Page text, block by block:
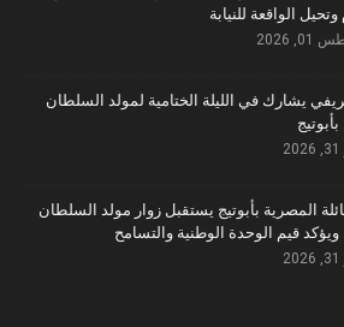
الواقعة للنيابة
2026
يشارك في الليلة الختامية لمولد السلطان
المصرية بأبوتيج يستقبل زوار مولد السلطان
ويؤكد قيم الوحدة الوطنية والتسامح